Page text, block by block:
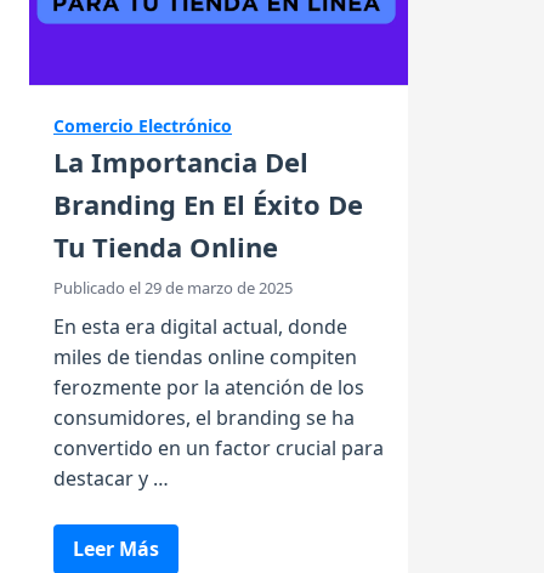
Comercio Electrónico
La Importancia Del
Branding En El Éxito De
Tu Tienda Online
Publicado el 29 de marzo de 2025
En esta era digital actual, donde
miles de tiendas online compiten
ferozmente por la atención de los
consumidores, el branding se ha
convertido en un factor crucial para
destacar y …
Leer Más